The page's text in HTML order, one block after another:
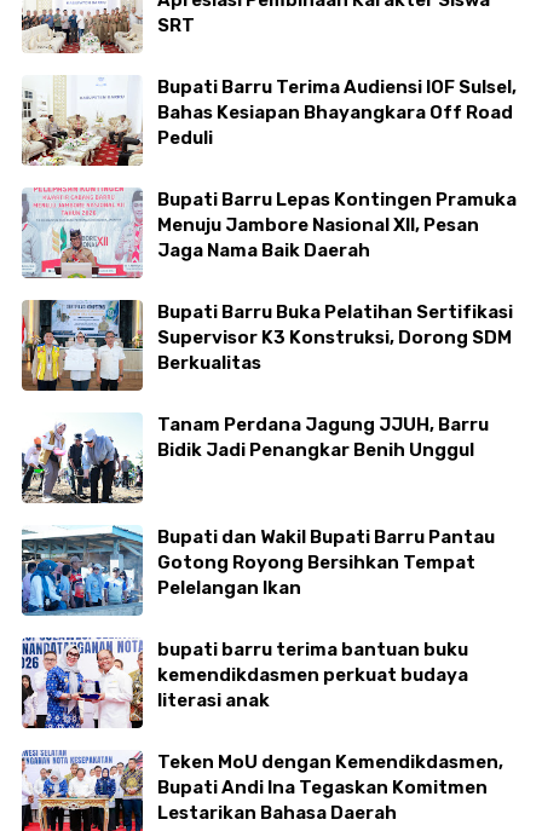
SRT
Bupati Barru Terima Audiensi IOF Sulsel,
Bahas Kesiapan Bhayangkara Off Road
Peduli
Bupati Barru Lepas Kontingen Pramuka
Menuju Jambore Nasional XII, Pesan
Jaga Nama Baik Daerah
Bupati Barru Buka Pelatihan Sertifikasi
Supervisor K3 Konstruksi, Dorong SDM
Berkualitas
Tanam Perdana Jagung JJUH, Barru
Bidik Jadi Penangkar Benih Unggul
Bupati dan Wakil Bupati Barru Pantau
Gotong Royong Bersihkan Tempat
Pelelangan Ikan
bupati barru terima bantuan buku
kemendikdasmen perkuat budaya
literasi anak
Teken MoU dengan Kemendikdasmen,
Bupati Andi Ina Tegaskan Komitmen
Lestarikan Bahasa Daerah